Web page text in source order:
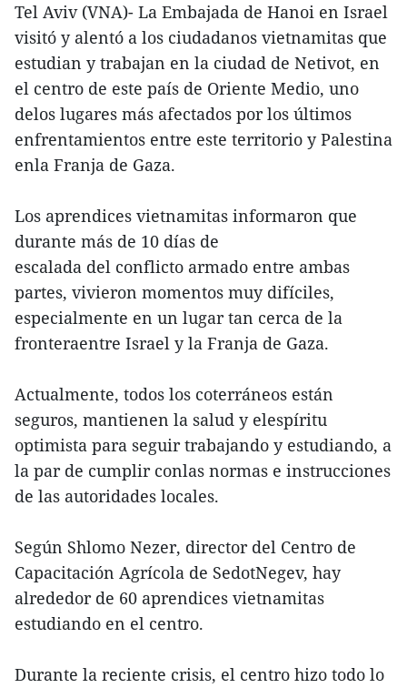
Tel Aviv (VNA)- La Embajada de Hanoi en Israel
visitó y alentó a los ciudadanos vietnamitas que
estudian y trabajan en la ciudad de Netivot, en
el centro de este país de Oriente Medio, uno
delos lugares más afectados por los últimos
enfrentamientos entre este territorio y Palestina
enla Franja de Gaza.
Los aprendices vietnamitas informaron que
durante más de 10 días de
escalada del conflicto armado entre ambas
partes, vivieron momentos muy difíciles,
especialmente en un lugar tan cerca de la
fronteraentre Israel y la Franja de Gaza.
Actualmente, todos los coterráneos están
seguros, mantienen la salud y elespíritu
optimista para seguir trabajando y estudiando, a
la par de cumplir conlas normas e instrucciones
de las autoridades locales.
Según Shlomo Nezer, director del Centro de
Capacitación Agrícola de SedotNegev, hay
alrededor de 60 aprendices vietnamitas
estudiando en el centro.
Durante la reciente crisis, el centro hizo todo lo